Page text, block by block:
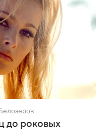
до роковых